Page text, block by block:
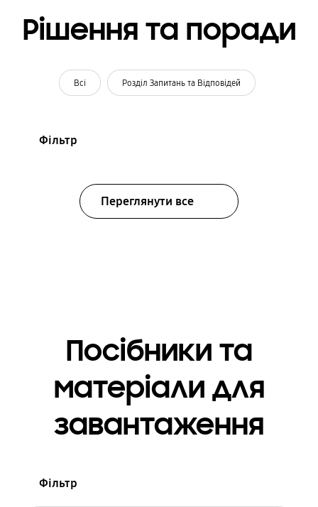
Рішення та поради
Всі Розділ Запитань та Відповідей
Фільтр
Переглянути все
Посібники та
матеріали для
завантаження
Фільтр